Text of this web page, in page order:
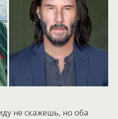
не скажешь, но оба